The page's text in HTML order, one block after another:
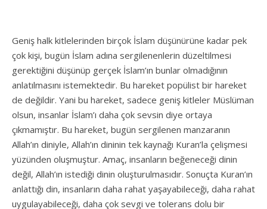
Geniş halk kitlelerinden birçok İslam düşünürüne kadar pek
çok kişi, bugün İslam adına sergilenenlerin düzeltilmesi
gerektiğini düşünüp gerçek İslam’ın bunlar olmadığının
anlatılmasını istemektedir. Bu hareket popülist bir hareket
de değildir. Yani bu hareket, sadece geniş kitleler Müslüman
olsun, insanlar İslam’ı daha çok sevsin diye ortaya
çıkmamıştır. Bu hareket, bugün sergilenen manzaranın
Allah’ın diniyle, Allah’ın dininin tek kaynağı Kuran’la çelişmesi
yüzünden oluşmuştur. Amaç, insanların beğeneceği dinin
değil, Allah’ın istediği dinin oluşturulmasıdır. Sonuçta Kuran’ın
anlattığı din, insanların daha rahat yaşayabileceği, daha rahat
uygulayabileceği, daha çok sevgi ve tolerans dolu bir